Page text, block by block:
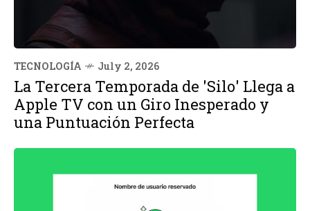
TECNOLOGÍA July 2, 2026
La Tercera Temporada de 'Silo' Llega a
Apple TV con un Giro Inesperado y
una Puntuación Perfecta